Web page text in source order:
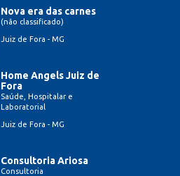
Nova era das carnes
(não classificado)
Juiz de Fora - MG
Home Angels Juiz de
Fora
Saúde, Hospitalar e
Laboratorial
Juiz de Fora - MG
Consultoria Ariosa
Consultoria